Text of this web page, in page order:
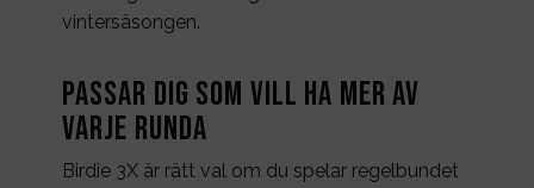
vintersäsongen.
Passar dig som vill ha mer av
varje runda
Birdie 3X är rätt val om du spelar regelbundet